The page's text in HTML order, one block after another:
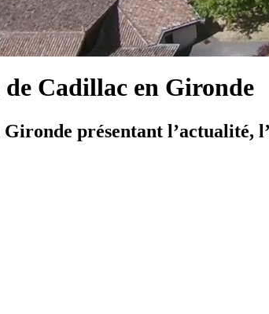
Cadillac en Gironde
présentant l’actualité,